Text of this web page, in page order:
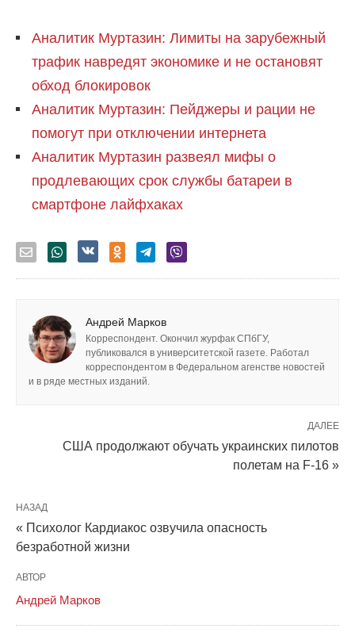
Аналитик Муртазин: Лимиты на зарубежный
трафик навредят экономике и не остановят
обход блокировок
Аналитик Муртазин: Пейджеры и рации не
помогут при отключении интернета
Аналитик Муртазин развеял мифы о
продлевающих срок службы батареи в
смартфоне лайфхаках
Андрей Марков
Корреспондент. Окончил журфак СПбГУ,
публиковался в университетской газете. Работал
корреспондентом в Федеральном агенстве новостей
и в ряде местных изданий.
ДАЛЕЕ
США продолжают обучать украинских пилотов
полетам на F-16 »
НАЗАД
« Психолог Кардиакос озвучила опасность
безработной жизни
АВТОР
Андрей Марков